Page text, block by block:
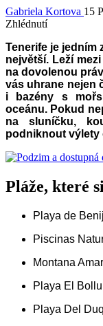
Gabriela Kortova 15
Zhlédnutí
Tenerife je jedním
největší. Leží
na dovolenou
vás uhrane nejen
i bazény s
oceánu. Pokud
na sluníčku,
podniknout výlety
Pláže, které
Playa de
Piscinas
Montana
Playa El
Playa Del